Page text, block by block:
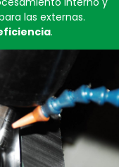
las externas.
.